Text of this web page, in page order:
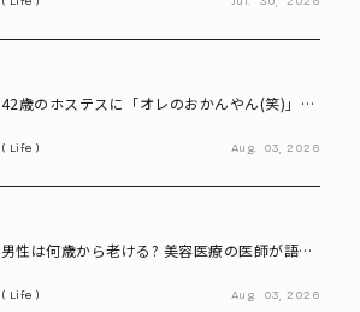
42歳のホステスに「オレのおかんやん(笑)」と
Life Aug. 03, 2026
男性は何歳から老ける? 美容医療の医師が語る
Life Aug. 03, 2026